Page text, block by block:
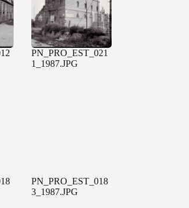
PN_PRO_EST_021
1_1987.JPG
PN_PRO_EST_018
3_1987.JPG